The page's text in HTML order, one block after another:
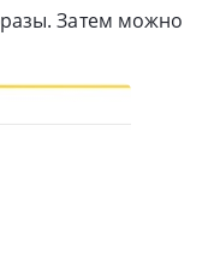
Затем можно